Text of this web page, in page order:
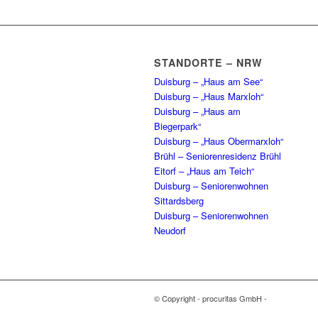
STANDORTE – NRW
Duisburg – „Haus am See“
Duisburg – „Haus Marxloh“
Duisburg – „Haus am
Biegerpark“
Duisburg – „Haus Obermarxloh“
Brühl – Seniorenresidenz Brühl
Eitorf – „Haus am Teich“
Duisburg – Seniorenwohnen
Sittardsberg
Duisburg – Seniorenwohnen
Neudorf
© Copyright - procuritas GmbH -